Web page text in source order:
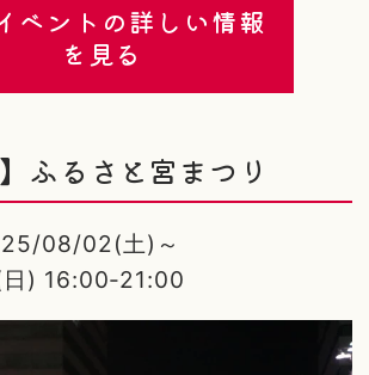
ベントの詳しい情報
を見る
ふるさと宮まつり
08/02(土)～
) 16:00-21:00